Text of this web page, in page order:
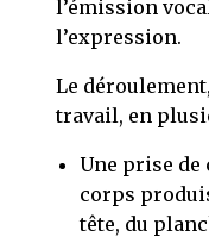
l’émission
l’expression.
Le
travail, en
Une prise de
corps
tête, du